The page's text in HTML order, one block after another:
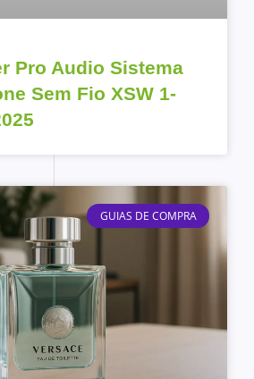
Pro Audio Sistema
Sem Fio XSW 1-
GUIAS DE COMPRA